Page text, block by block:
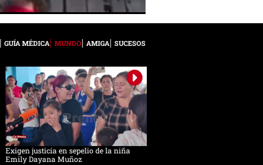
GUÍA MÉDICA MUNDO AMIGA SUCESOS
Exigen justicia en sepelio de la niña
Emily Dayana Muñoz